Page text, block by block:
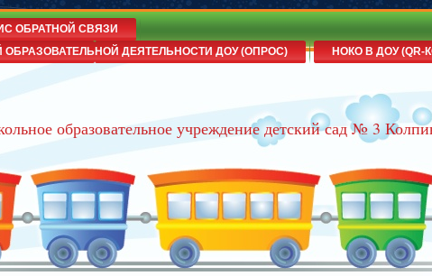
образовательное учреждение детский сад № 3
ОБРАТНОЙ СВЯЗИ
ДЕЯТЕЛЬНОСТИ ДОУ (ОПРОС)
НОКО В ДОУ (QR-